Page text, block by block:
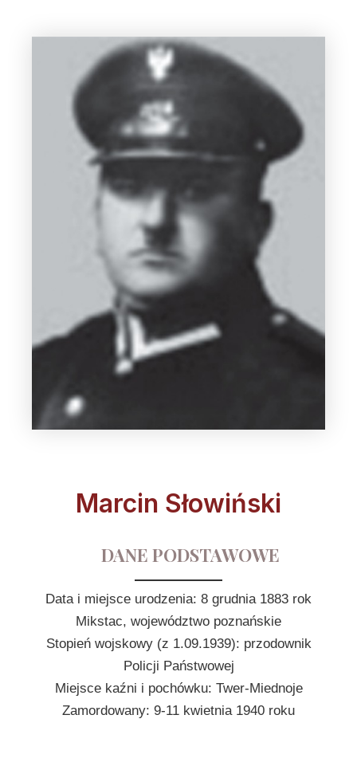
Marcin Słowiński
DANE PODSTAWOWE
Data i miejsce urodzenia: 8 grudnia 1883 rok
Mikstac, województwo poznańskie
Stopień wojskowy (z 1.09.1939): przodownik
Policji Państwowej
Miejsce kaźni i pochówku: Twer-Miednoje
Zamordowany: 9-11 kwietnia 1940 roku